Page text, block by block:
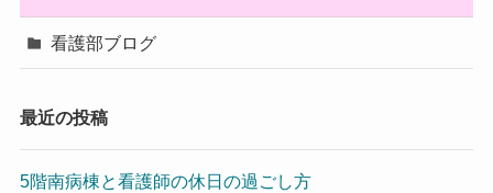
看護部ブログ
最近の投稿
5階南病棟と看護師の休日の過ごし方